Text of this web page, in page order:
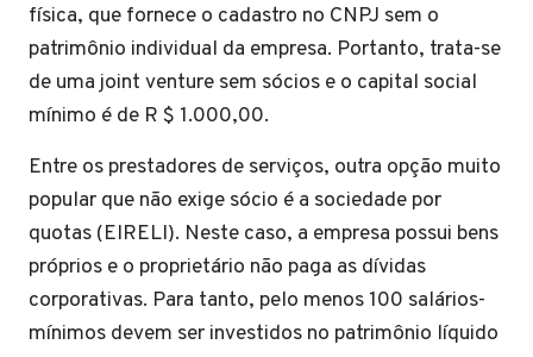
física, que fornece o cadastro no CNPJ sem o
patrimônio individual da empresa. Portanto, trata-se
de uma joint venture sem sócios e o capital social
mínimo é de R $ 1.000,00.
Entre os prestadores de serviços, outra opção muito
popular que não exige sócio é a sociedade por
quotas (EIRELI). Neste caso, a empresa possui bens
próprios e o proprietário não paga as dívidas
corporativas. Para tanto, pelo menos 100 salários-
mínimos devem ser investidos no patrimônio líquido